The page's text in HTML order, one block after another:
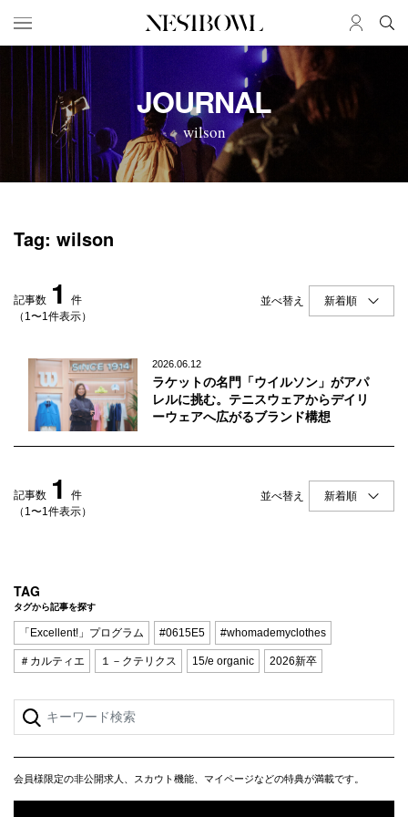
HOME
求人検索
新着求人
ブランド一覧
インタビュー
ニュース＆イベント
データ
SERVICE
初めての方へ
Q&A
企業担当の方へ
ログイン
会員登録
JOURNAL
wilson
Tag: wilson
記事数 1
件
（1〜1件表示）
並べ替え
2026.06.12
ラケットの名門「ウイルソン」がアパ
レルに挑む。テニスウェアからデイリ
ーウェアへ広がるブランド構想
記事数 1
件
（1〜1件表示）
並べ替え
TAG
タグから記事を探す
「Excellent!」プログラム #0615E5 #whomademyclothes
＃カルティエ １－クテリクス 15/e organic 2026新卒
会員様限定の非公開求人、スカウト機能、マイページなどの特典が満載です。